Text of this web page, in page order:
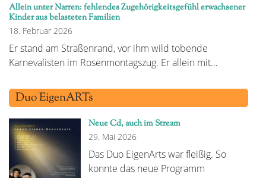
Allein unter Narren: fehlendes Zugehörigkeitsgefühl erwachsener
Kinder aus belasteten Familien
18. Februar 2026
Er stand am Straßenrand, vor ihm wild tobende
Karnevalisten im Rosenmontagszug. Er allein mit…
Duo EigenARTs
Neue Cd, auch im Stream
29. Mai 2026
Das Duo EigenArts war fleißig. So
konnte das neue Programm